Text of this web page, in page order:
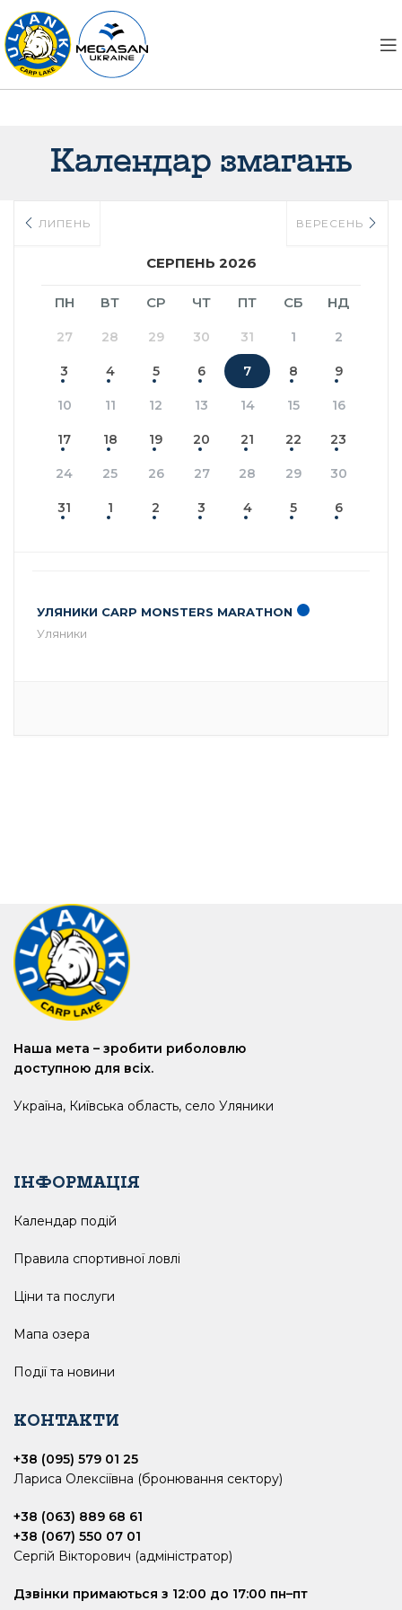
Календар змагань
ЛИПЕНЬ
СЕРПЕНЬ 2026
ВЕРЕСЕНЬ
ПН ВТ СР ЧТ ПТ СБ НД
27 28 29 30 31 1 2
3 4 5 6 7 8 9
10 11 12 13 14 15 16
17 18 19 20 21 22 23
24 25 26 27 28 29 30
31 1 2 3 4 5 6
УЛЯНИКИ CARP MONSTERS MARATHON
Уляники
Наша мета – зробити риболовлю
доступною для всіх.
Україна, Київська область, село Уляники
ІНФОРМАЦІЯ
Календар подій
Правила спортивної ловлі
Ціни та послуги
Мапа озера
Події та новини
КОНТАКТИ
+38 (095) 579 01 25
Лариса Олексіївна (бронювання сектору)
+38 (063) 889 68 61
+38 (067) 550 07 01
Сергій Вікторович (адміністратор)
Дзвінки примаються з 12:00 до 17:00 пн–пт